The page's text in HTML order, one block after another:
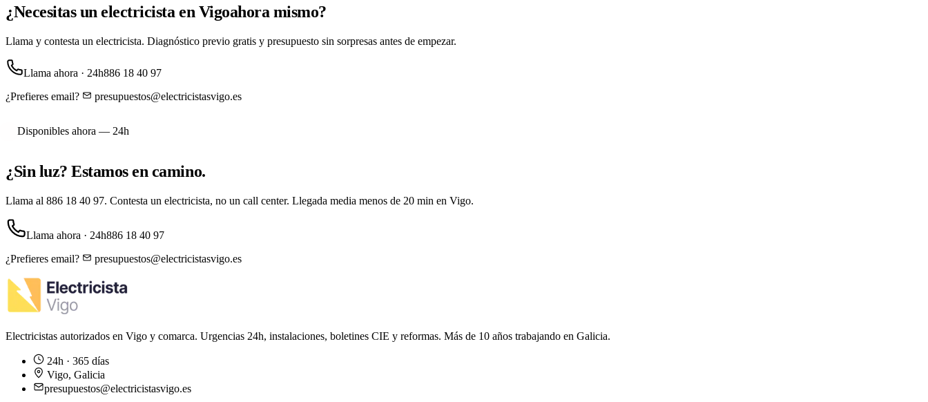
¿Necesitas un electricista en Vigoahora mismo?
Llama y contesta un electricista. Diagnóstico previo gratis y presupuesto sin sorpresas antes de empezar.
Llama ahora · 24h886 18 40 97
¿Prefieres email?
presupuestos@electricistasvigo.es
Disponibles ahora — 24h
¿Sin luz?Estamos en camino.
Llama al 886 18 40 97. Contesta un electricista, no un call center. Llegada media menos de 20 min en Vigo.
Llama ahora · 24h886 18 40 97
¿Prefieres email?
presupuestos@electricistasvigo.es
Electricistas autorizados en Vigo y comarca. Urgencias 24h, instalaciones, boletines CIE y reformas. Más de 10 años trabajando en Galicia.
24h · 365 días
Vigo, Galicia
presupuestos@electricistasvigo.es